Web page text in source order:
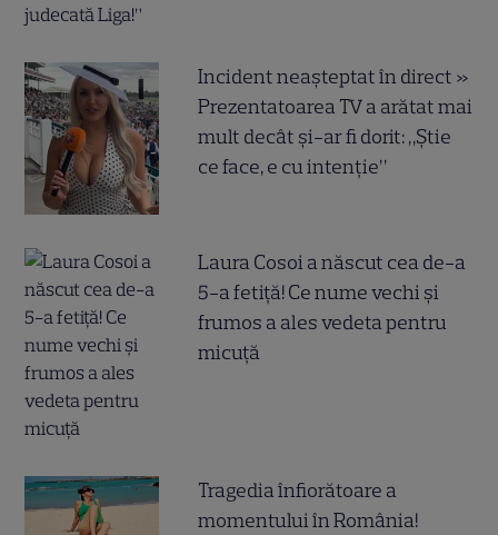
Incident neașteptat în direct »
Prezentatoarea TV a arătat mai
mult decât și-ar fi dorit: „Știe
ce face, e cu intenție”
Laura Cosoi a născut cea de-a
5-a fetiță! Ce nume vechi și
frumos a ales vedeta pentru
micuță
Tragedia înfiorătoare a
momentului în România!